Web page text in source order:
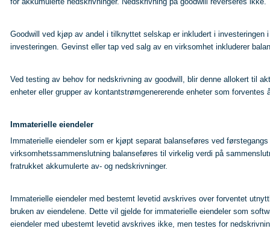
Goodwill ved kjøp av andel i tilknyttet selskap er inkludert i
investeringen. Gevinst eller tap ved salg av en virksomhet inkluderer
Ved testing av behov for nedskrivning av goodwill, blir denne allokert til
enheter eller grupper av kontantstrømgenererende enheter som
Immaterielle eiendeler
Immaterielle eiendeler som er kjøpt separat balanseføres ved
virksomhetssammenslutning balanseføres til virkelig verdi på
fratrukket akkumulerte av- og nedskrivninger.
Immaterielle eiendeler med bestemt levetid avskrives over forventet
bruken av eiendelene. Dette vil gjelde for immaterielle eiendeler som
eiendeler med ubestemt levetid avskrives ikke, men testes for